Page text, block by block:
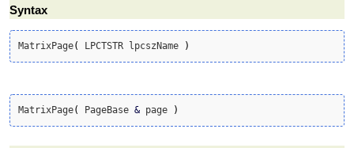
Syntax
MatrixPage( LPCTSTR lpcszName )
MatrixPage( PageBase & page )